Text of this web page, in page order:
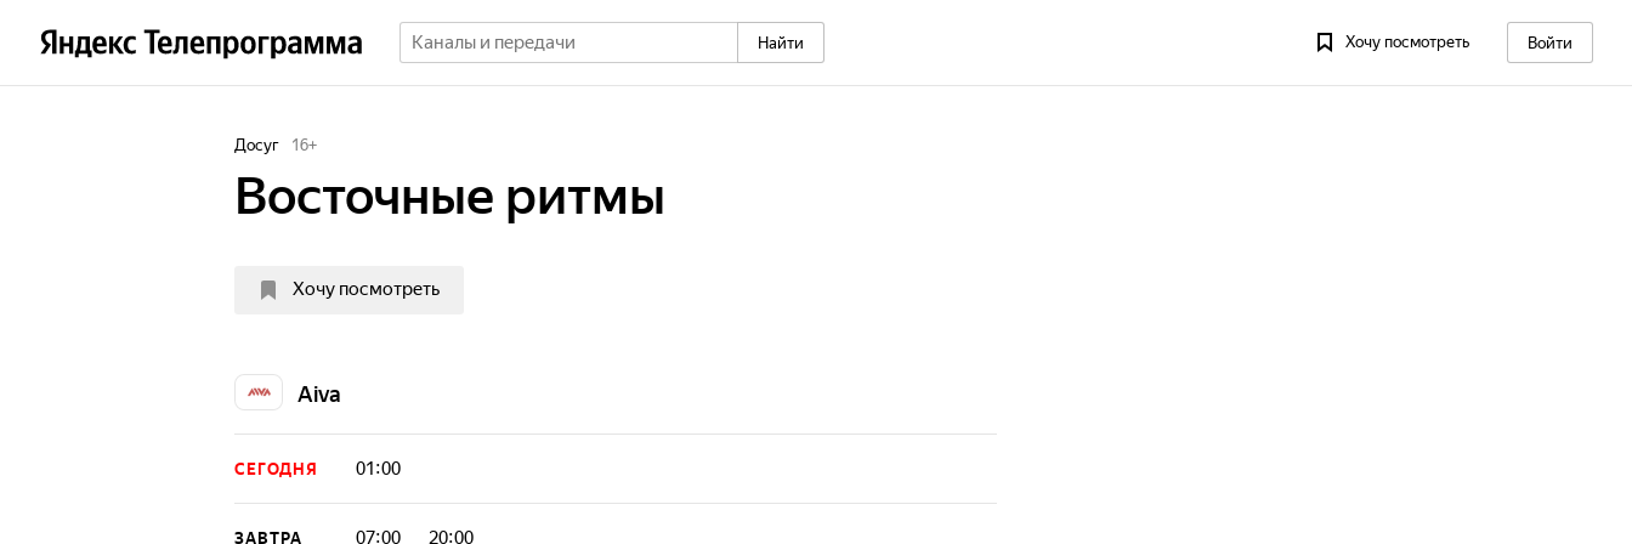
Найти Хочу посмотреть Войти
Досуг 16+
Восточные ритмы
Хочу посмотреть
Aiva
СЕГОДНЯ 01:00
ЗАВТРА 07:00 20:00